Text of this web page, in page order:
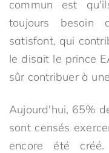
commun est
toujours besoin
satisfont, qui
le disait le prince
sûr contribuer à
Aujourd'hui, 65%
sont censés
encore été